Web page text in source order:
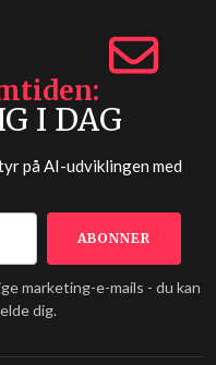
I DAG
på AI-udviklingen med
marketing-e-mails - du kan
dig.